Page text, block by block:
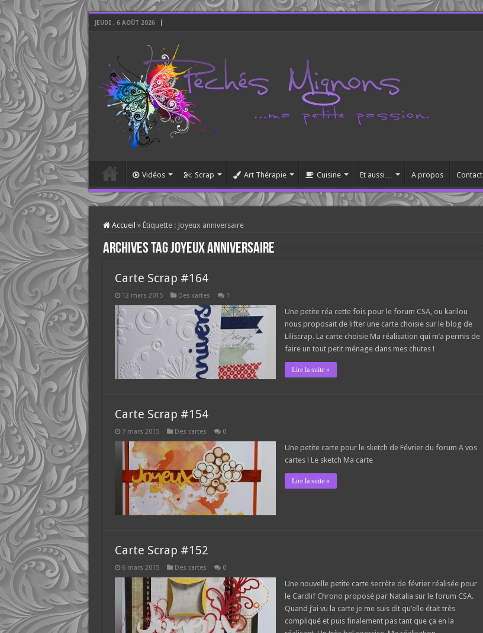
JEUDI , 6 AOÛT 2026
Vidéos Scrap Art Thérapie Cuisine Et aussi… A propos Contact
Accueil » Étiquette : Joyeux anniversaire
Archives tagJoyeux anniversaire
Carte Scrap #164
12 mars 2015 Des cartes 1
Une petite réa cette fois pour le forum CSA, ou karilou
nous proposait de lifter une carte choisie sur le blog de
Liliscrap. La carte choisie Ma réalisation qui m’a permis de
faire un tout petit ménage dans mes chutes !
Lire la suite »
Carte Scrap #154
7 mars 2015 Des cartes 0
Une petite carte pour le sketch de Février du forum A vos
cartes ! Le sketch Ma carte
Lire la suite »
Carte Scrap #152
6 mars 2015 Des cartes 0
Une nouvelle petite carte secrète de février réalisée pour
le Cardlif Chrono proposé par Natalia sur le forum CSA.
Quand j’ai vu la carte je me suis dit qu’elle était très
compliqué et puis finalement pas tant que ça en la